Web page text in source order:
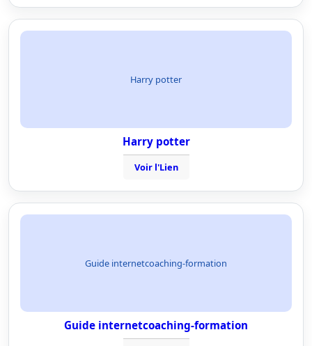
Harry potter
Harry potter
Voir l'Lien
Guide internetcoaching-formation
Guide internetcoaching-formation